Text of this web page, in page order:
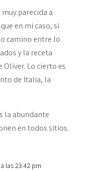
parecida a
en mi caso, si
camino entre lo
y la receta
Lo cierto es
de Italia, la
la abundante
en todos sitios.
las 23:42 pm